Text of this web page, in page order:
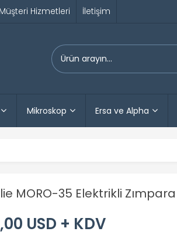
Müşteri Hizmetleri İletişim
Mikroskop Ersa ve Alpha
MORO-35 Elektrikli Zımpara
USD + KDV